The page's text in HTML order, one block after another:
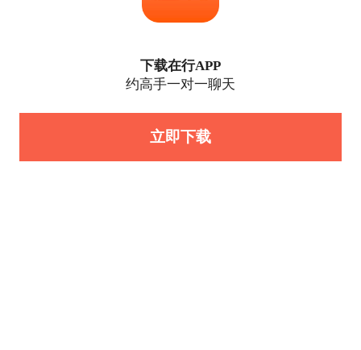
下载在行APP
约高手一对一聊天
立即下载